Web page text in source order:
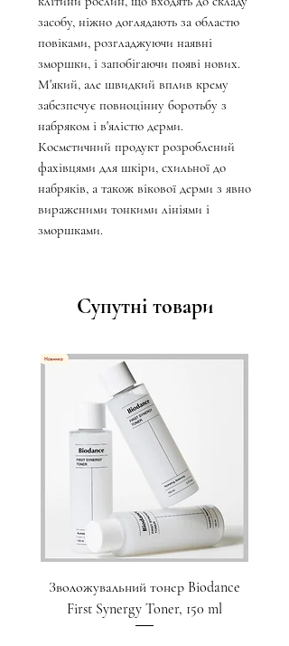
засобу, ніжно доглядають за областю
повіками, розгладжуючи наявні
зморшки, і запобігаючи появі нових.
М'який, але швидкий вплив крему
забезпечує повноцінну боротьбу з
набряком і в'ялістю дерми.
Косметичний продукт розроблений
фахівцями для шкіри, схильної до
набряків, а також вікової дерми з явно
вираженими тонкими лініями і
зморшками.
Супутні товари
Зволожувальний тонер Biodance
First Synergy Toner, 150 ml